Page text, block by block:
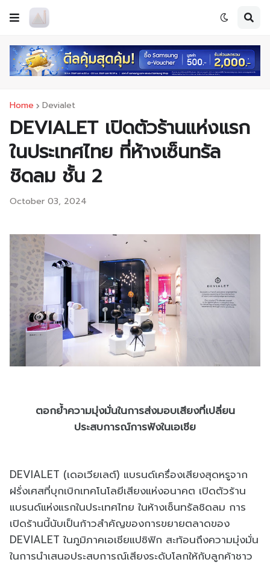
Home Devialet
DEVIALET เปิดตัวร้านแห่งแรก
ในประเทศไทย ที่ห้างเซ็นทรัล
ชิดลม ชั้น 2
October 03, 2024
ตอกย้ำความมุ่งมั่นในการส่งมอบเสียงที่เปลี่ยน
ประสบการณ์การฟังในเอเชีย
DEVIALET (เดอเวียเลต์) แบรนด์เครื่องเสียงสุดหรูจาก
ฝรั่งเศสที่บุกเบิกเทคโนโลยีเสียงแห่งอนาคต เปิดตัวร้าน
แบรนด์แห่งแรกในประเทศไทย ในห้างเซ็นทรัลชิดลม การ
เปิดร้านนี้นับเป็นก้าวสำคัญของการขยายตลาดของ
DEVIALET ในภูมิภาคเอเชียแปซิฟิก สะท้อนถึงความมุ่งมั่น
ในการนำเสนอประสบการณ์เสียงระดับโลกให้กับลูกค้าชาว